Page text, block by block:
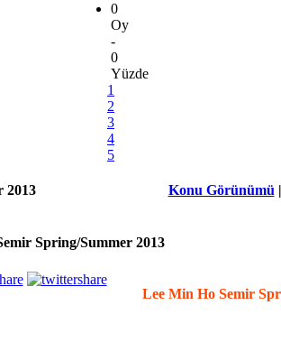
0
Oy
-
0
Yüzde
1
2
3
4
5
Konu Görünümü |
2013
Spring/Summer 2013
Lee Min Ho Semir